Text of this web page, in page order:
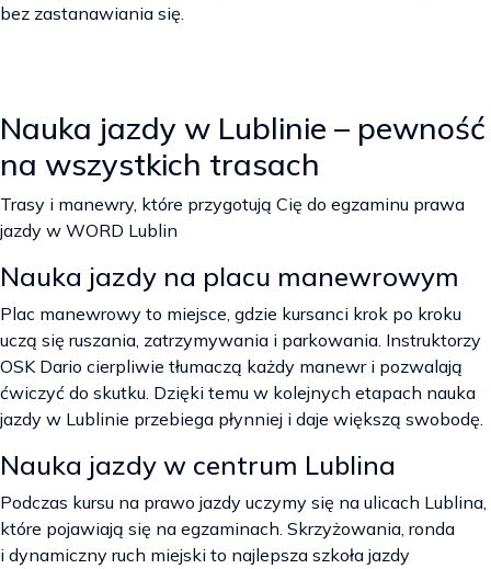
bez zastanawiania się.
Nauka jazdy w Lublinie – pewność
na wszystkich trasach
Trasy i manewry, które przygotują Cię do egzaminu prawa
jazdy w WORD Lublin
Nauka jazdy na placu manewrowym
Plac manewrowy to miejsce, gdzie kursanci krok po kroku
uczą się ruszania, zatrzymywania i parkowania. Instruktorzy
OSK Dario cierpliwie tłumaczą każdy manewr i pozwalają
ćwiczyć do skutku. Dzięki temu w kolejnych etapach nauka
jazdy w Lublinie przebiega płynniej i daje większą swobodę.
Nauka jazdy w centrum Lublina
Podczas kursu na prawo jazdy uczymy się na ulicach Lublina,
które pojawiają się na egzaminach. Skrzyżowania, ronda
i dynamiczny ruch miejski to najlepsza szkoła jazdy